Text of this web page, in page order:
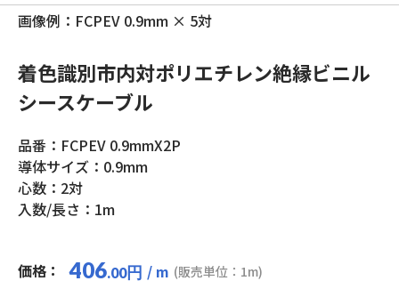
画像例：FCPEV 0.9mm × 5対
着色識別市内対ポリエチレン絶縁ビニル
シースケーブル
品番：FCPEV 0.9mmX2P
導体サイズ：0.9mm
心数：2対
入数/長さ：1m
価格： 406.00円 / m (販売単位：1m)